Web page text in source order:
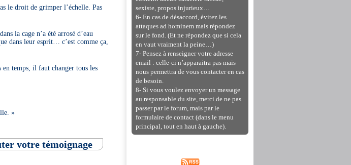
le droit de grimper l’échelle. Pas
la cage n’a été arrosé d’eau
dans leur esprit… c’est comme ça,
temps, il faut changer tous les
»
votre témoignage
sexiste, propos injurieux…
6- En cas de désaccord, évitez les
attaques ad hominem mais répondez
sur le fond. (Et ne répondez que si cela
en vaut vraiment la peine…)
7- Pensez à renseigner votre adresse
email : celle-ci n’apparaitra pas mais
nous permettra de vous contacter en cas
de besoin.
8- Si vous voulez envoyer un message
au responsable du site, merci de ne pas
passer par le forum, mais par le
formulaire de contact (dans le menu
principal, tout en haut à gauche).